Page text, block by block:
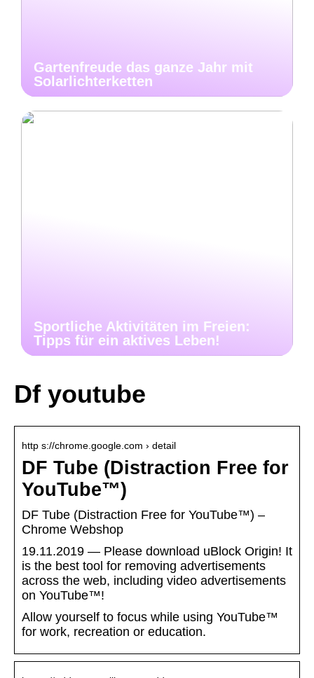
Gartenfreude das ganze Jahr mit
Solarlichterketten
Sportliche Aktivitäten im Freien:
Tipps für ein aktives Leben!
Df youtube
http s://chrome.google.com › detail
DF Tube (Distraction Free for
YouTube™)
DF Tube (Distraction Free for YouTube™) –
Chrome Webshop
19.11.2019 — Please download uBlock Origin! It
is the best tool for removing advertisements
across the web, including video advertisements
on YouTube™!
Allow yourself to focus while using YouTube™
for work, recreation or education.